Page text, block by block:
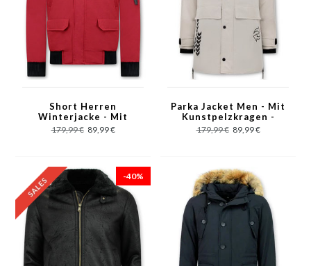
Short Herren
Winterjacke - Mit
Kunstpelzkragen - Rot
179,99 € 89,99 €
Parka Jacket Men - Mit
Kunstpelzkragen -
Beige
179,99 € 89,99 €
-40%